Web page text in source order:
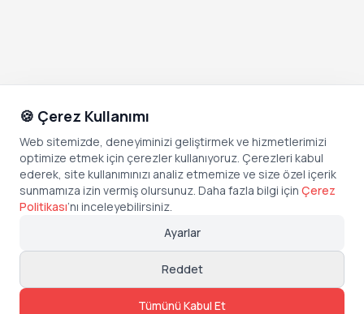
🍪 Çerez Kullanımı
Web sitemizde, deneyiminizi geliştirmek ve hizmetlerimizi
optimize etmek için çerezler kullanıyoruz. Çerezleri kabul
ederek, site kullanımınızı analiz etmemize ve size özel içerik
sunmamıza izin vermiş olursunuz. Daha fazla bilgi için Çerez
Politikası’nı inceleyebilirsiniz.
Ayarlar
Reddet
Tümünü Kabul Et